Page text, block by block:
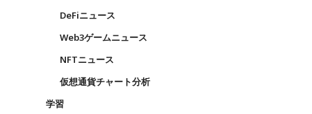
DeFiニュース
Web3ゲームニュース
NFTニュース
仮想通貨チャート分析
学習